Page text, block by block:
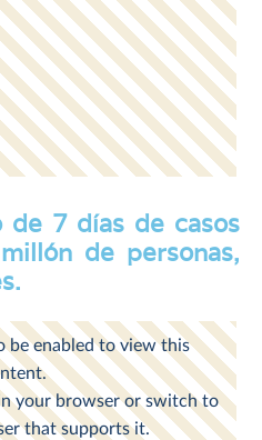
de 7 días de casos
de personas,